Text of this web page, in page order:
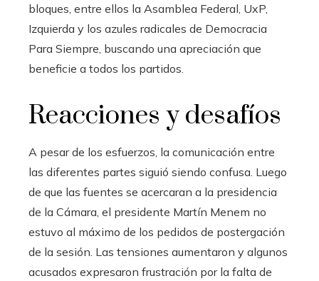
bloques, entre ellos la Asamblea Federal, UxP,
Izquierda y los azules radicales de Democracia
Para Siempre, buscando una apreciación que
beneficie a todos los partidos.
Reacciones y desafíos
A pesar de los esfuerzos, la comunicación entre
las diferentes partes siguió siendo confusa. Luego
de que las fuentes se acercaran a la presidencia
de la Cámara, el presidente Martín Menem no
estuvo al máximo de los pedidos de postergación
de la sesión. Las tensiones aumentaron y algunos
acusados ​​expresaron frustración por la falta de